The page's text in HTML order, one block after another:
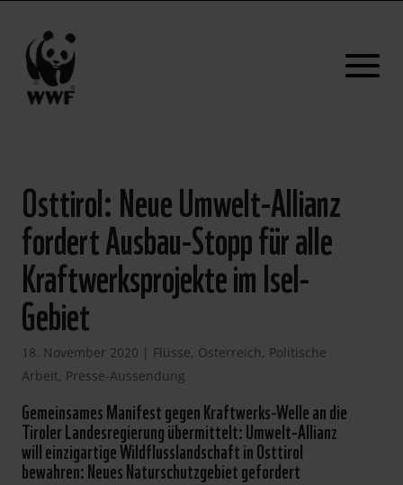
Osttirol: Neue Umwelt-Allianz
fordert Ausbau-Stopp für alle
Kraftwerksprojekte im Isel-
Gebiet
18. November 2020 | Flüsse, Österreich, Politische
Arbeit, Presse-Aussendung
Gemeinsames Manifest gegen Kraftwerks-Welle an die
Tiroler Landesregierung übermittelt: Umwelt-Allianz
will einzigartige Wildflusslandschaft in Osttirol
bewahren: Neues Naturschutzgebiet gefordert